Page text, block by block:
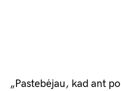
„Pastebėjau, kad ant